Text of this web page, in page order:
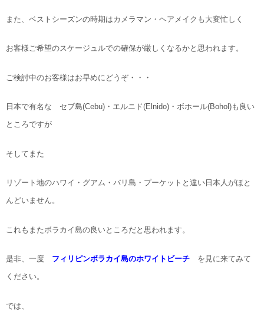
また、ベストシーズンの時期はカメラマン・ヘアメイクも大変忙しく
お客様ご希望のスケージュルでの確保が厳しくなるかと思われます。
ご検討中のお客様はお早めにどうぞ・・・
日本で有名な セブ島(Cebu)・エルニド(Elnido)・ボホール(Bohol)も良い
ところですが
そしてまた
リゾート地のハワイ・グアム・バリ島・プーケットと違い日本人がほと
んどいません。
これもまたボラカイ島の良いところだと思われます。
是非、一度 フィリピンボラカイ島のホワイトビーチ を見に来てみて
ください。
では、